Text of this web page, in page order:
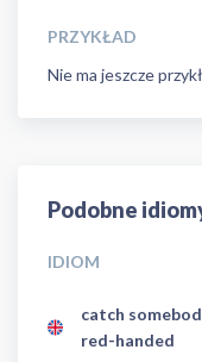
PRZYKŁAD
Nie ma jeszcze
Podobne
IDIOM
catch
red-handed